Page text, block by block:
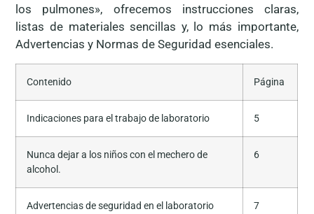
los pulmones», ofrecemos instrucciones claras,
listas de materiales sencillas y, lo más importante,
Advertencias y Normas de Seguridad esenciales.
Contenido Página
Indicaciones para el trabajo de laboratorio 5
Nunca dejar a los niños con el mechero de
alcohol.
6
Advertencias de seguridad en el laboratorio 7